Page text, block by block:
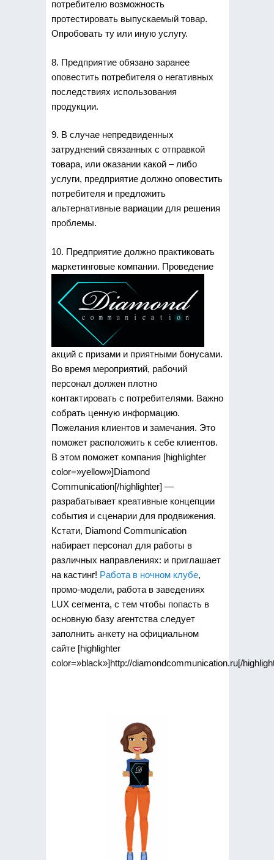
потребителю возможность
протестировать выпускаемый товар.
Опробовать ту или иную услугу.
8. Предприятие обязано заранее
оповестить потребителя о негативных
последствиях использования
продукции.
9. В случае непредвиденных
затруднений связанных с отправкой
товара, или оказании какой – либо
услуги, предприятие должно оповестить
потребителя и предложить
альтернативные вариации для решения
проблемы.
10. Предприятие должно практиковать
маркетинговые компании. Проведение
акций с призами и приятными бонусами.
Во время мероприятий, рабочий
персонал должен плотно
контактировать с потребителями. Важно
собрать ценную информацию.
Пожелания клиентов и замечания. Это
поможет расположить к себе клиентов.
В этом поможет компания [highlighter
color=»yellow»]Diamond
Communication[/highlighter] —
разрабатывает креативные концепции
события и сценарии для продвижения.
Кстати, Diamond Communication
набирает персонал для работы в
различных направлениях: и приглашает
на кастинг! Работа в ночном клубе,
промо-модели, работа в заведениях
LUX сегмента, с тем чтобы попасть в
основную базу агентства следует
заполнить анкету на официальном
сайте [highlighter
color=»black»]http://diamondcommunication.ru[/